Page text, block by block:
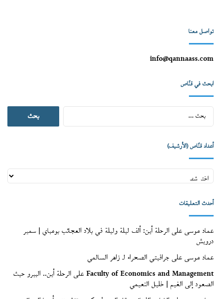
تواصل معنا
info@qannaass.com
ابحث في قنّاص
البحث
أعداد قنّاص (الأرشيف)
أعداد
قنّاص
أحدث التعليقات
عماد موسىعلىالرحلة أين: ألف ليلة وليلة في بلاد العجائب بومباي | سمير
درويش
عماد موسىعلىجرافيتي الصحراء لـ زاهر السالمي
Faculty of Economics and Managementعلىالرحلة أين.. البيرو حيث
الصعود إلى الغيم | خليل النعيمي